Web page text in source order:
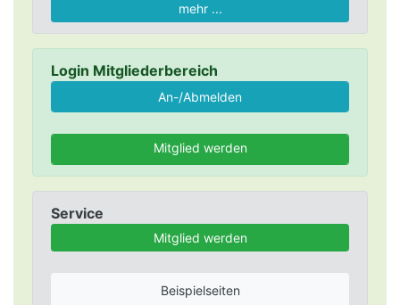
mehr ...
Login Mitgliederbereich
Mitglied werden
Service
Mitglied werden
Beispielseiten